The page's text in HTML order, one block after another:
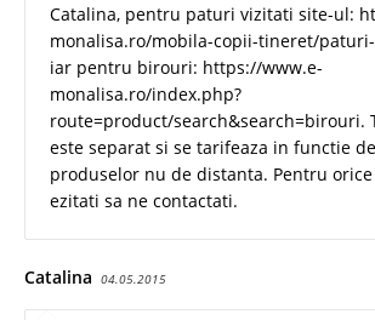
Catalina, pentru paturi vizitati site-ul:
monalisa.ro/mobila-copii-tineret/
iar pentru birouri: https://www.e-
monalisa.ro/index.php?
route=product/search&search=birouri.
este separat si se tarifeaza in functie
produselor nu de distanta. Pentru
ezitati sa ne contactati.
Catalina 04.05.2015